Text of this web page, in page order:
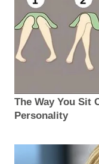
The Way You Sit
Personality